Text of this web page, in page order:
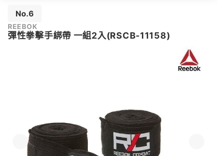
No.6
REEBOK
彈性拳擊手綁帶 一組2入(RSCB-11158)